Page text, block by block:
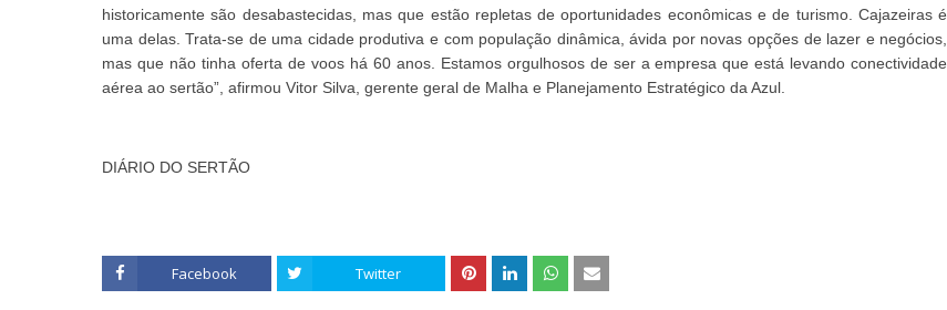
historicamente são desabastecidas, mas que estão repletas de oportunidades econômicas e de turismo. Cajazeiras é
uma delas. Trata-se de uma cidade produtiva e com população dinâmica, ávida por novas opções de lazer e negócios,
mas que não tinha oferta de voos há 60 anos. Estamos orgulhosos de ser a empresa que está levando conectividade
aérea ao sertão”, afirmou Vitor Silva, gerente geral de Malha e Planejamento Estratégico da Azul.
DIÁRIO DO SERTÃO
Facebook Twitter